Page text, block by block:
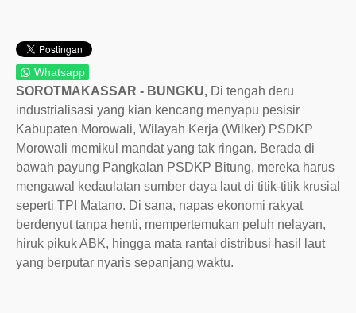
Whatsapp
SOROTMAKASSAR - BUNGKU, Di tengah deru
industrialisasi yang kian kencang menyapu pesisir
Kabupaten Morowali, Wilayah Kerja (Wilker) PSDKP
Morowali memikul mandat yang tak ringan. Berada di
bawah payung Pangkalan PSDKP Bitung, mereka harus
mengawal kedaulatan sumber daya laut di titik-titik krusial
seperti TPI Matano. Di sana, napas ekonomi rakyat
berdenyut tanpa henti, mempertemukan peluh nelayan,
hiruk pikuk ABK, hingga mata rantai distribusi hasil laut
yang berputar nyaris sepanjang waktu.